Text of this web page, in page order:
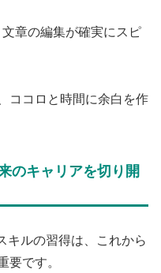
章の編集が確実にスピ
ココロと時間に余白を作
のキャリアを切り開
キルの習得は、これから
要です。